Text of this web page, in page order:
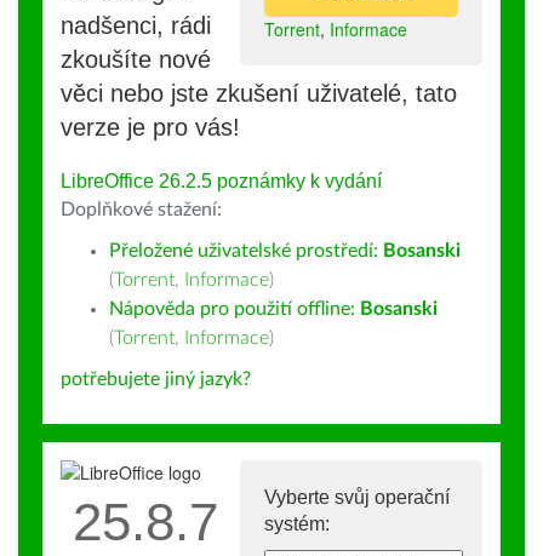
Torrent, Informace
nadšenci, rádi
zkoušíte nové
věci nebo jste zkušení uživatelé, tato
verze je pro vás!
LibreOffice 26.2.5 poznámky k vydání
Doplňkové stažení:
Přeložené uživatelské prostředí: Bosanski
(Torrent, Informace)
Nápověda pro použití offline: Bosanski
(Torrent, Informace)
potřebujete jiný jazyk?
Vyberte svůj operační
systém:
25.8.7